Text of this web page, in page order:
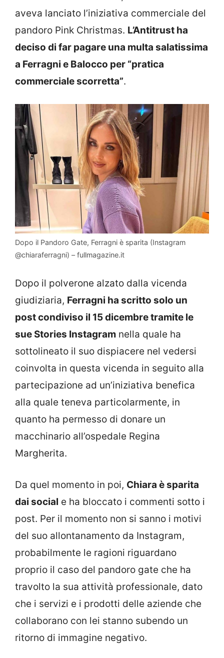
aveva lanciato l’iniziativa commerciale del
pandoro Pink Christmas. L’Antitrust ha
deciso di far pagare una multa salatissima
a Ferragni e Balocco per “pratica
commerciale scorretta”.
Dopo il Pandoro Gate, Ferragni è sparita (Instagram
@chiaraferragni) – fullmagazine.it
Dopo il polverone alzato dalla vicenda
giudiziaria, Ferragni ha scritto solo un
post condiviso il 15 dicembre tramite le
sue Stories Instagram nella quale ha
sottolineato il suo dispiacere nel vedersi
coinvolta in questa vicenda in seguito alla
partecipazione ad un’iniziativa benefica
alla quale teneva particolarmente, in
quanto ha permesso di donare un
macchinario all’ospedale Regina
Margherita.
Da quel momento in poi, Chiara è sparita
dai social e ha bloccato i commenti sotto i
post. Per il momento non si sanno i motivi
del suo allontanamento da Instagram,
probabilmente le ragioni riguardano
proprio il caso del pandoro gate che ha
travolto la sua attività professionale, dato
che i servizi e i prodotti delle aziende che
collaborano con lei stanno subendo un
ritorno di immagine negativo.